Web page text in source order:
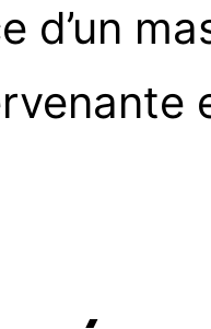
d’un